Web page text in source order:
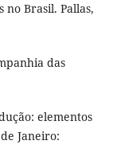
Brasil. Pallas,
das
elementos
Janeiro: